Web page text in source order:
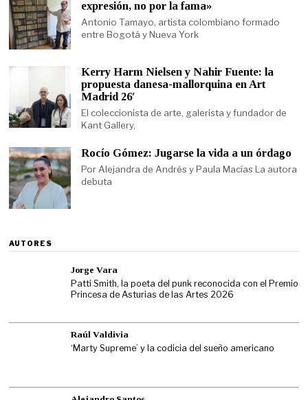
expresión, no por la fama»
Antonio Tamayo, artista colombiano formado
entre Bogotá y Nueva York
Kerry Harm Nielsen y Nahir Fuente: la
propuesta danesa-mallorquina en Art
Madrid 26′
El coleccionista de arte, galerista y fundador de
Kant Gallery,
Rocío Gómez: Jugarse la vida a un órdago
Por Alejandra de Andrés y Paula Macías La autora
debuta
AUTORES
Jorge Vara
Patti Smith, la poeta del punk reconocida con el Premio
Princesa de Asturias de las Artes 2026
Raúl Valdivia
‘Marty Supreme’ y la codicia del sueño americano